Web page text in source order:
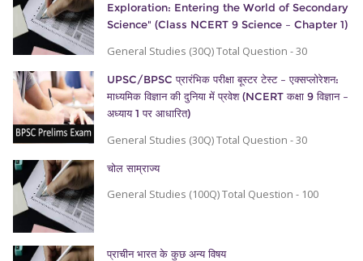
Exploration: Entering the World of Secondary
Science" (Class NCERT 9 Science – Chapter 1)
General Studies (30Q) Total Question - 30
UPSC/BPSC प्रारंभिक परीक्षा बूस्टर टेस्ट – एक्सप्लोरेशन:
माध्यमिक विज्ञान की दुनिया में प्रवेश (NCERT कक्षा 9 विज्ञान –
अध्याय 1 पर आधारित)
General Studies (30Q) Total Question - 30
चोल साम्राज्य
General Studies (100Q) Total Question - 100
प्राचीन भारत के कुछ अन्य विषय